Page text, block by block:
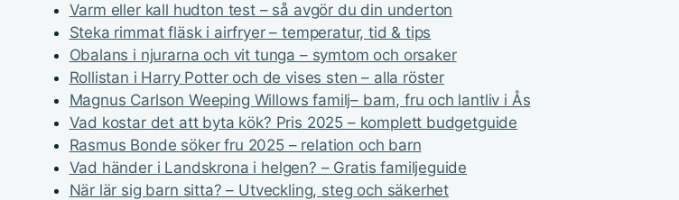
Varm eller kall hudton test – så avgör du din underton
Steka rimmat fläsk i airfryer – temperatur, tid & tips
Obalans i njurarna och vit tunga – symtom och orsaker
Rollistan i Harry Potter och de vises sten – alla röster
Magnus Carlson Weeping Willows familj– barn, fru och lantliv i Ås
Vad kostar det att byta kök? Pris 2025 – komplett budgetguide
Rasmus Bonde söker fru 2025 – relation och barn
Vad händer i Landskrona i helgen? – Gratis familjeguide
När lär sig barn sitta? – Utveckling, steg och säkerhet